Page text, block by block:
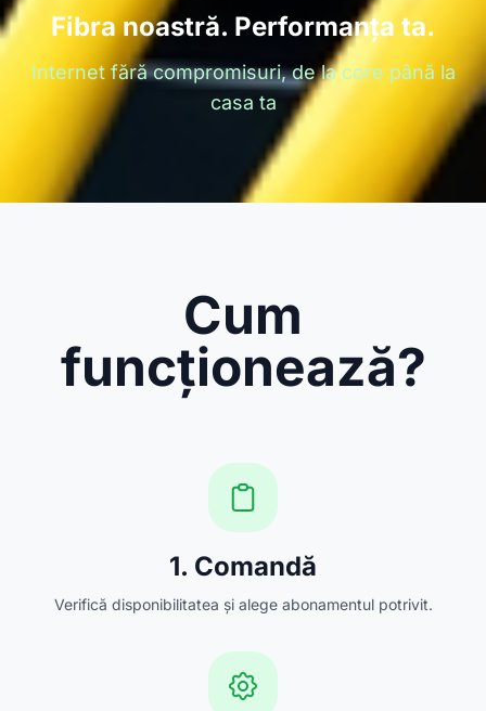
Fibra noastră. Performanța ta.
Internet fără compromisuri, de la core până la
casa ta
Cum
funcționează?
1. Comandă
Verifică disponibilitatea și alege abonamentul potrivit.